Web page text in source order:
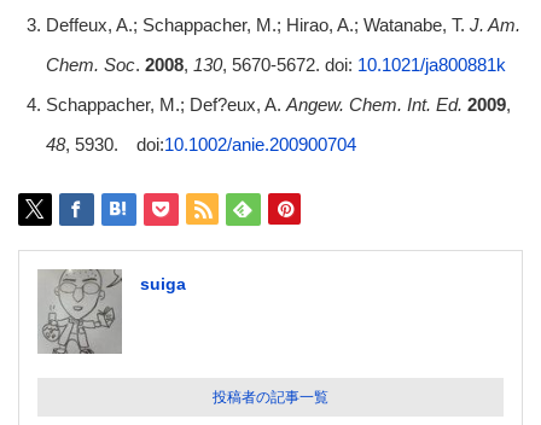
Deffeux, A.; Schappacher, M.; Hirao, A.; Watanabe, T. J. Am.
Chem. Soc. 2008, 130, 5670-5672. doi: 10.1021/ja800881k
Schappacher, M.; Def?eux, A. Angew. Chem. Int. Ed. 2009,
48, 5930. doi:10.1002/anie.200900704
suiga
投稿者の記事一覧